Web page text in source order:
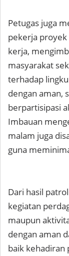
Petugas juga
pekerja
kerja,
masyarakat
terhadap
dengan aman,
berpartisipasi
Imbauan
malam juga
guna
Dari hasil
kegiatan
maupun
dengan aman
baik kehadiran